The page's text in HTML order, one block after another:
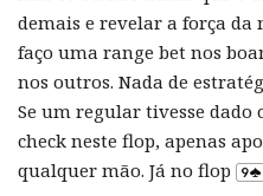
demais e revelar a força da
faço uma range bet nos
nos outros. Nada de
Se um regular tivesse
check neste flop, apenas
qualquer mão. Já no flop